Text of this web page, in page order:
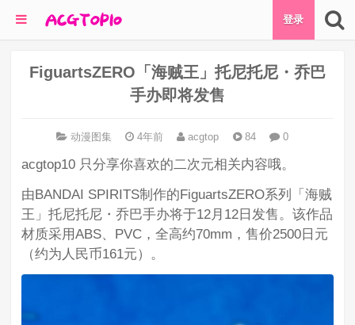
登录
FiguartsZERO「海贼王」托尼托尼・乔巴
手办即将发售
动漫图集 4年前 acgtop 84 0
acgtop10 只分享你喜欢的二次元相关内容哦。
由BANDAI SPIRITS制作的FiguartsZERO系列「海贼
王」托尼托尼・乔巴手办将于12月12日发售。该作品
材质采用ABS、PVC，全高约70mm，售价2500日元
（约为人民币161元）。